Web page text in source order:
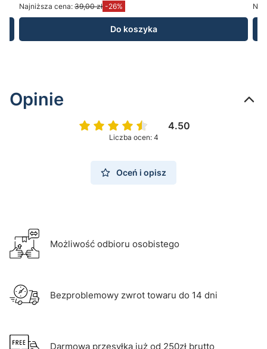
Najniższa cena: 39,00 zł -26%
Do koszyka
Opinie
4.50
Liczba ocen: 4
Oceń i opisz
Możliwość odbioru osobistego
Bezproblemowy zwrot towaru do 14 dni
Darmowa przesyłka już od 250zł brutto